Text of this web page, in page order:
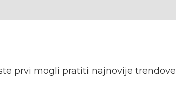
prvi mogli pratiti najnovije trendove